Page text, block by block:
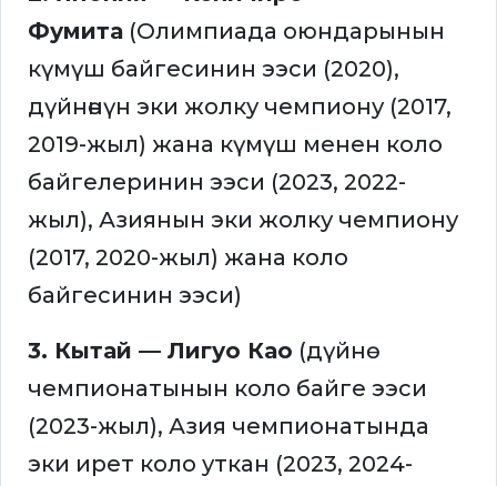
Фумита (Олимпиада оюндарынын
күмүш байгесинин ээси (2020),
дүйнөнүн эки жолку чемпиону (2017,
2019-жыл) жана күмүш менен коло
байгелеринин ээси (2023, 2022-
жыл), Азиянын эки жолку чемпиону
(2017, 2020-жыл) жана коло
байгесинин ээси)
3. Кытай — Лигуо Као (дүйнө
чемпионатынын коло байге ээси
(2023-жыл), Азия чемпионатында
эки ирет коло уткан (2023, 2024-